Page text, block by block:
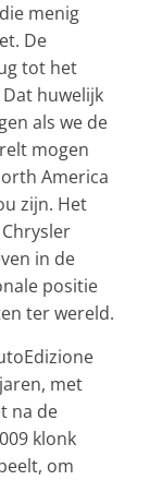
menig
De
tot het
huwelijk
als we de
mogen
America
zijn. Het
in de
positie
ter wereld.
met
na de
klonk
om